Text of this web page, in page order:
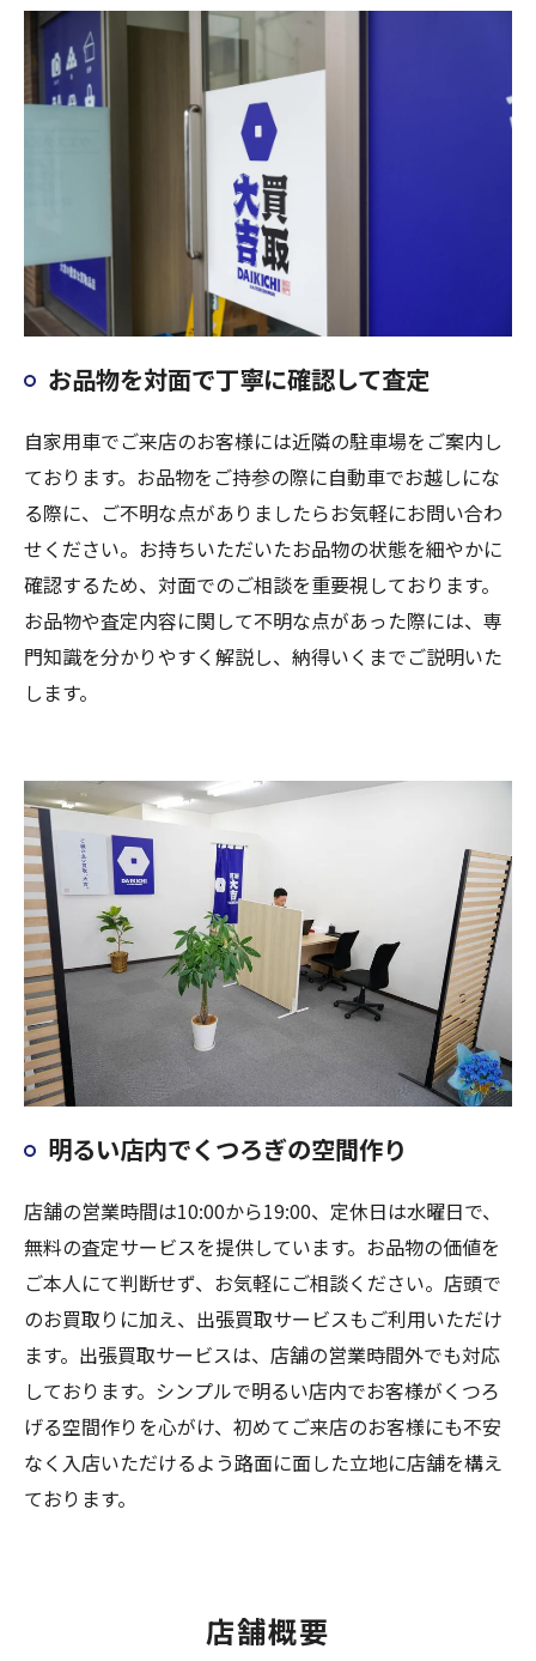
お品物を対面で丁寧に確認して査定
自家用車でご来店のお客様には近隣の駐車場をご案内し
ております。お品物をご持参の際に自動車でお越しにな
る際に、ご不明な点がありましたらお気軽にお問い合わ
せください。お持ちいただいたお品物の状態を細やかに
確認するため、対面でのご相談を重要視しております。
お品物や査定内容に関して不明な点があった際には、専
門知識を分かりやすく解説し、納得いくまでご説明いた
します。
明るい店内でくつろぎの空間作り
店舗の営業時間は10:00から19:00、定休日は水曜日で、
無料の査定サービスを提供しています。お品物の価値を
ご本人にて判断せず、お気軽にご相談ください。店頭で
のお買取りに加え、出張買取サービスもご利用いただけ
ます。出張買取サービスは、店舗の営業時間外でも対応
しております。シンプルで明るい店内でお客様がくつろ
げる空間作りを心がけ、初めてご来店のお客様にも不安
なく入店いただけるよう路面に面した立地に店舗を構え
ております。
店舗概要